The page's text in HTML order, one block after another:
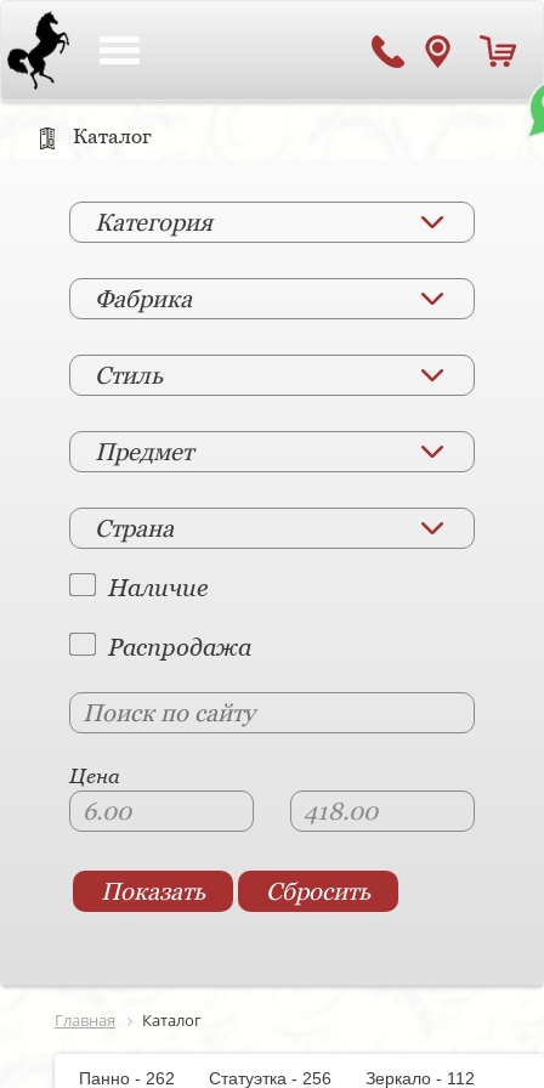
Каталог
Категория
Фабрика
Стиль
Предмет
Страна
Наличие
Распродажа
Цена
Главная Каталог
Панно - 262 Статуэтка - 256
Зеркало - 112